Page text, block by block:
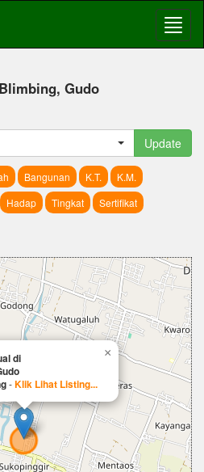
Gudo
Update
Bangunan K.T.
K.M.
Hadap Tingkat
Sertifikat
di
-Klik Lihat Listing...
×